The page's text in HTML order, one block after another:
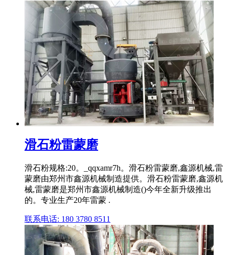
滑石粉雷蒙磨
滑石粉规格:20。_qqxamr7h。滑石粉雷蒙磨,鑫源机械,雷
蒙磨由郑州市鑫源机械制造提供。滑石粉雷蒙磨,鑫源机
械,雷蒙磨是郑州市鑫源机械制造()今年全新升级推出
的。专业生产20年雷蒙 .
联系电话: 180 3780 8511